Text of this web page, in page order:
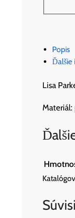
Popis
Ďalšie
Lisa
Materiál: